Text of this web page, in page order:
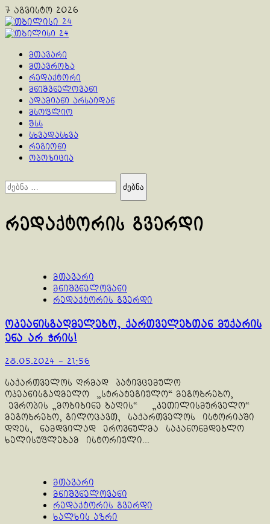
Skip
to
content
7 აგვისტო 2026
Primary
მთავარი
მთავრობა
რედაქტორი
მნიშვნელოვანი
ადამიანი არსაიდან
მსოფლიო
შსს
სხვადასხვა
რეგიონი
ოპოზიცია
ძებნა:
რედაქტორის გვერდი
მთავარი
მნიშვნელოვანი
რედაქტორის გვერდი
ოკეანისგაღმელებო, ქართველებთან მუქარის
ენა არ ჭრის!
28.05.2024 - 21:56
საქართველოს ღრმად პატივცემულო
ოკეანისგაღმელო „სტრატეგიულო“ მეგობრებო,
ევროპის „მობიბინე ბაღის“ „კეთილისმურველო“
მეგობრებო, გილოცავთ, საქართველოს ისტორიაში
დღეს, ნამდვილად ეროვნულმა საკანონმდებლო
ხელისუფლებამ ისტორიული...
მთავარი
მნიშვნელოვანი
რედაქტორის გვერდი
ხალხის აზრი